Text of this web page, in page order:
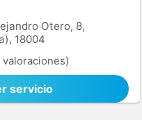
Otero, 8,
18004
valoraciones)
servicio